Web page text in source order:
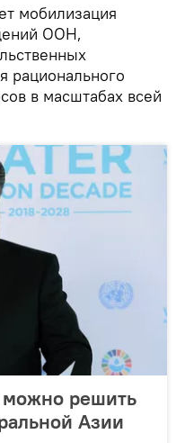
мобилизация
ООН,
рационального
в масштабах всей
можно решить
Азии